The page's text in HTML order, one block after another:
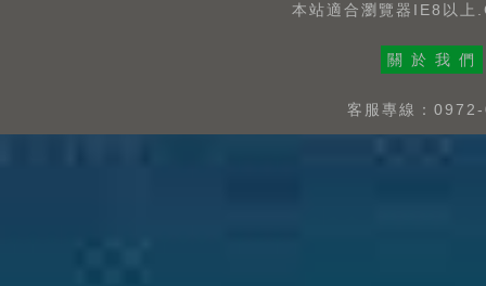
本站適合瀏覽器IE8以
關 於 我 們
客服專線：